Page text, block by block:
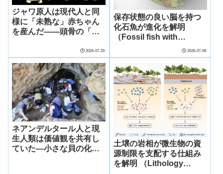
ジャワ原人は現代人と同
様に「未熟な」赤ちゃん
を産んだ――頭骨の「歪
産・育児の起源―― 2026-07-29
保存状態の良い脳を持つ
化石魚が進化を解明
（Fossil fish with
preserved brain sheds
light on ‘bottom of the
evolutionary tree’）
2026-07-08
ネアンデルタール人と現
生人類は価値観を共有し
ていた―小さな貝の化石
土壌の岩相が微生物の資
源制限を支配する仕組み
を解明 （Lithology